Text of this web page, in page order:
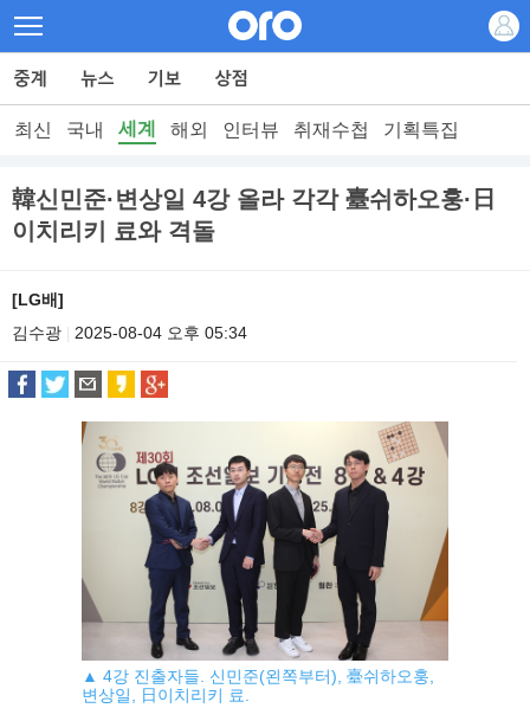
최신 국내 세계 해외 인터뷰 취재수첩 기획특집
韓신민준·변상일 4강 올라 각각 臺쉬하오훙·日
이치리키 료와 격돌
[LG배]
김수광
2025-08-04 오후 05:34
▲ 4강 진출자들. 신민준(왼쪽부터), 臺쉬하오훙,
변상일, 日이치리키 료.